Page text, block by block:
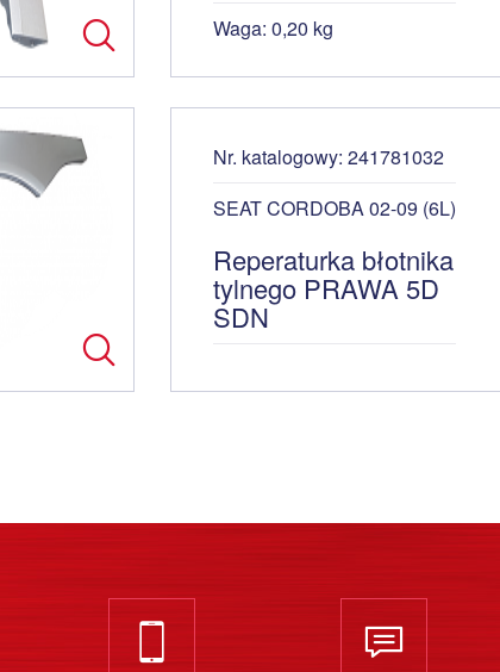
Waga: 0,20 kg
Nr. katalogowy: 241781032
SEAT CORDOBA 02-09 (6L)
Reperaturka błotnika
tylnego PRAWA 5D
SDN